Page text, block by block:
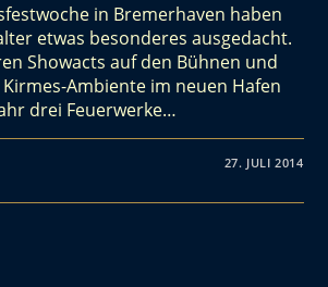
in Bremerhaven haben
etwas besonderes ausgedacht.
Showacts auf den Bühnen und
Ambiente im neuen Hafen
drei Feuerwerke…
27. JULI 2014